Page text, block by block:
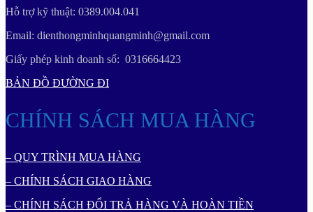
Hỗ trợ kỹ thuật: 0389.004.041
Email: dienthongminhquangminh@gmail.com
Giấy phép kinh doanh số: 0316664423
BẢN ĐỒ ĐƯỜNG ĐI
CHÍNH SÁCH MUA HÀNG
– QUY TRÌNH MUA HÀNG
– CHÍNH SÁCH GIAO HÀNG
– CHÍNH SÁCH ĐỔI TRẢ HÀNG VÀ HOÀN TIỀN